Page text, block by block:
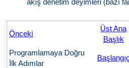
akış denetim deyimleri (bazı
Önceki
Üst Ana
Başlık
Programlamaya Doğru
İlk Adımlar
Başlangıç